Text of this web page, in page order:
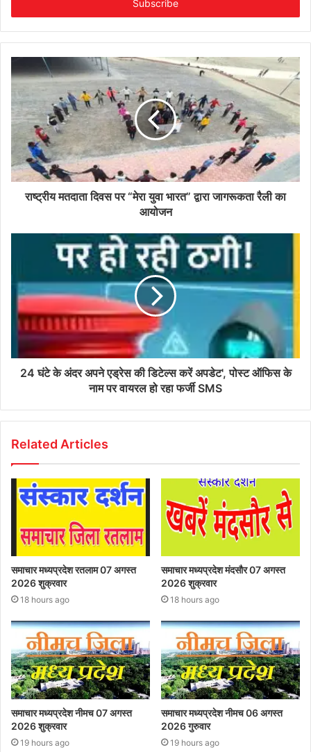
राष्ट्रीय मतदाता दिवस पर “मेरा युवा भारत” द्वारा जागरूकता रैली का
आयोजन
24 घंटे के अंदर अपने एड्रेस की डिटेल्स करें अपडेट', पोस्ट ऑफिस के
नाम पर वायरल हो रहा फर्जी SMS
Related Articles
समाचार मध्यप्रदेश रतलाम 07 अगस्त
2026 शुक्रवार
18 hours ago
समाचार मध्यप्रदेश मंदसौर 07 अगस्त
2026 शुक्रवार
18 hours ago
समाचार मध्यप्रदेश नीमच 07 अगस्त
2026 शुक्रवार
19 hours ago
समाचार मध्यप्रदेश नीमच 06 अगस्त
2026 गुरुवार
19 hours ago